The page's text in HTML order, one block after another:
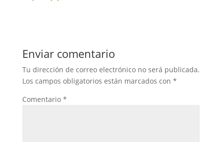
Enviar comentario
Tu dirección de correo electrónico no será publicada.
Los campos obligatorios están marcados con *
Comentario *